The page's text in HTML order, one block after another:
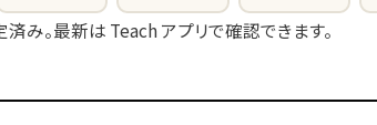
み。最新は Teach アプリで確認できます。